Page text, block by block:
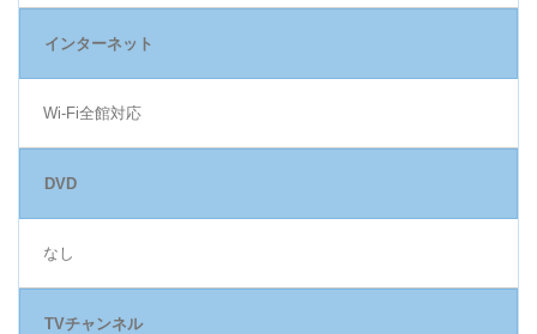
インターネット
Wi-Fi全館対応
DVD
なし
TVチャンネル